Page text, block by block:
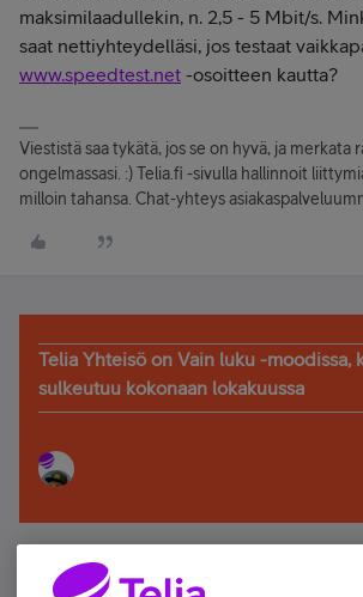
maksimilaadullekin, n. 2,5 - 5 Mbit/s.
saat nettiyhteydelläsi, jos testaat
www.speedtest.net -osoitteen kautta?
Viestistä saa tykätä, jos se on hyvä, ja merkata
ongelmassasi. :) Telia.fi -sivulla hallinnoit
milloin tahansa. Chat-yhteys
Telia Yhteisö on Vain luku -moodissa,
sulkeutuu kokonaan lokakuussa